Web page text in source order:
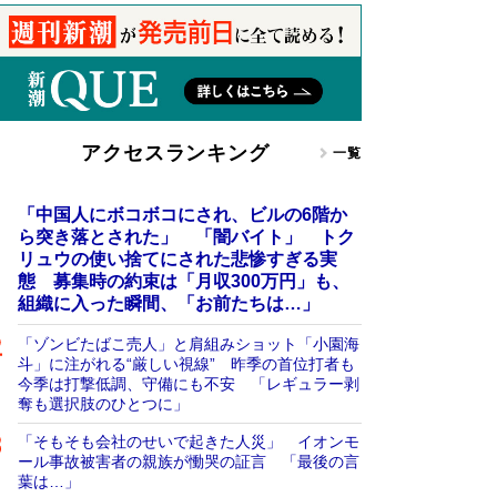
アクセスランキング 一覧
「中国人にボコボコにされ、ビルの6階か
ら突き落とされた」 「闇バイト」 トク
リュウの使い捨てにされた悲惨すぎる実
態 募集時の約束は「月収300万円」も、
組織に入った瞬間、「お前たちは…」
「ゾンビたばこ売人」と肩組みショット「小園海
斗」に注がれる“厳しい視線” 昨季の首位打者も
今季は打撃低調、守備にも不安 「レギュラー剥
奪も選択肢のひとつに」
「そもそも会社のせいで起きた人災」 イオンモ
ール事故被害者の親族が慟哭の証言 「最後の言
葉は…」